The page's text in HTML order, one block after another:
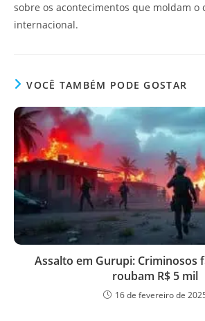
sobre os acontecimentos que moldam o
internacional.
VOCÊ TAMBÉM PODE GOSTAR
Assalto em Gurupi: Criminosos
roubam R$ 5 mil
16 de fevereiro de